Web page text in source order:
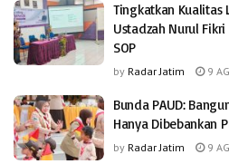
Tingkatkan Kualitas
Ustadzah Nurul
SOP
by Radar Jatim 9
Bunda PAUD:
Hanya Dibebankan
by Radar Jatim 9